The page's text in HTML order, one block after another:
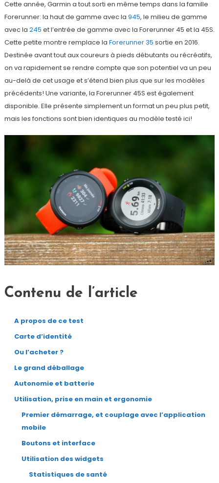
Cette année, Garmin a tout sorti en même temps dans la famille
Forerunner: la haut de gamme avec la 945, le milieu de gamme
avec la 245 et l’entrée de gamme avec la Forerunner 45 et la 45S.
Cette petite montre remplace la Forerunner 35 sortie en 2016.
Destinée avant tout aux coureurs à pieds débutants ou récréatifs,
on va rapidement se rendre compte que son potentiel va un peu
au-delà de cet usage et s’étend bien plus que sur les modèles
précédents! Une variante, la Forerunner 45S est également
disponible. Elle présente simplement un format un peu plus petit,
mais les fonctions sont bien identiques au modèle testé ici!
Contenu de l’article
A propos de ce test
Carte d’identité
Ou l’acheter ?
Le grand déballage
Autonomie et batterie
Utilisation, prise en main et ergonomie
Premier démarrage, et couplage avec l’application
mobile
Boutons et interface
Utilisation des widgets
Statistiques de santé